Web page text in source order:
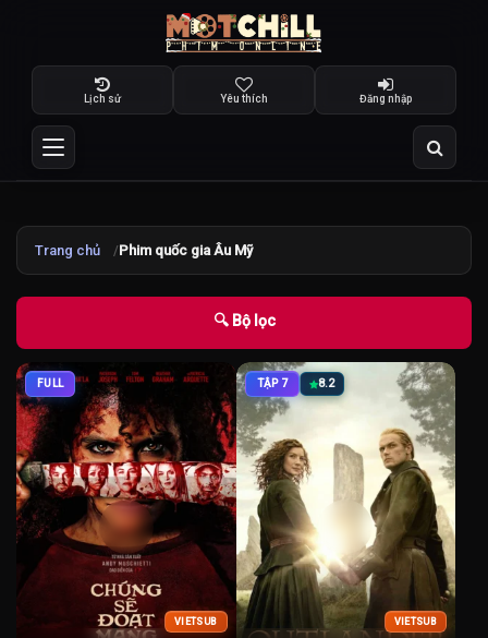
Lịch sử Yêu thích Đăng nhập
Trang chủ Phim quốc gia Âu Mỹ
🔍 Bộ lọc
FULL
VIETSUB
TẬP 7 8.2
VIETSUB